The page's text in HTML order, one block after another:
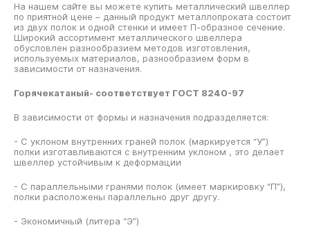
На нашем сайте вы можете купить металлический швеллер
по приятной цене – данный продукт металлопроката состоит
из двух полок и одной стенки и имеет П-образное сечение.
Широкий ассортимент металлического швеллера
обусловлен разнообразием методов изготовления,
используемых материалов, разнообразием форм в
зависимости от назначения.
Горячекатаный- соответствует ГОСТ 8240-97
В зависимости от формы и назначения подразделяется:
- С уклоном внутренних граней полок (маркируется “У”)
полки изготавливаются с внутренним уклоном , это делает
швеллер устойчивым к деформации
- С параллельными гранями полок (имеет маркировку “П”),
полки расположены параллельно друг другу.
- Экономичный (литера “Э”)